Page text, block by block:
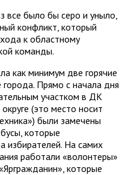
все было бы серо и уныло,
конфликт, который
к областному
команды.
как минимум две горячие
Прямо с начала дня
участком в ДК
(это место носит
были замечены
которые
избирателей. На самих
работали «волонтеры»
которые